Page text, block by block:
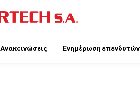
Ανακοινώσεις Ενημέρωση επενδυτών